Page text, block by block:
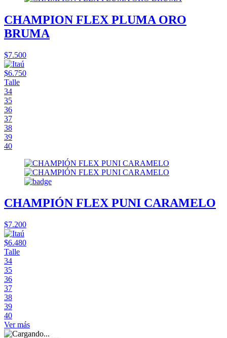
CHAMPION FLEX PLUMA ORO
BRUMA
$7.500
$6.750
Talle
34
35
36
37
38
39
40
CHAMPIÓN FLEX PUNI CARAMELO
$7.200
$6.480
Talle
34
35
36
37
38
39
40
Ver más